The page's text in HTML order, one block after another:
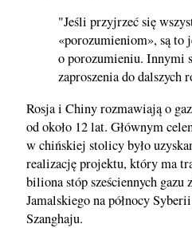
"Jeśli przyjrzeć się
«porozumieniom», są to
o porozumieniu. Innymi
zaproszenia do dalszych
Rosja i Chiny rozmawiają o
od około 12 lat. Głównym
w chińskiej stolicy było
realizację projektu, który ma
biliona stóp sześciennych gazu
Jamalskiego na północy
Szanghaju.